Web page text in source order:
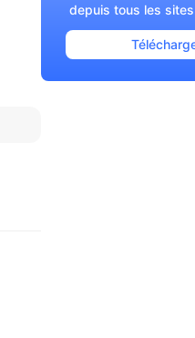
depuis tous les